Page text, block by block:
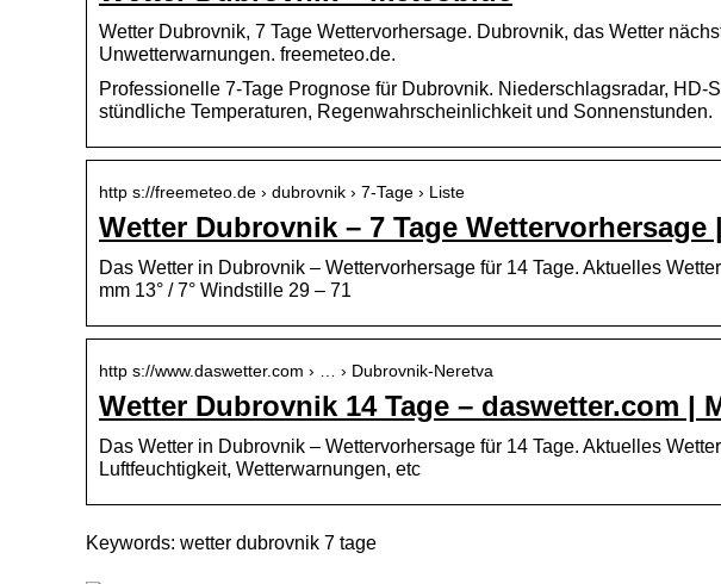
Wetter Dubrovnik, 7 Tage Wettervorhersage. Dubrovnik, das Wetter
Unwetterwarnungen. freemeteo.de.
Professionelle 7-Tage Prognose für Dubrovnik. Niederschlagsradar,
stündliche Temperaturen, Regenwahrscheinlichkeit und Sonnenstunden.
http s://freemeteo.de › dubrovnik › 7-Tage › Liste
Wetter Dubrovnik – 7 Tage Wettervorhersage
Das Wetter in Dubrovnik – Wettervorhersage für 14 Tage. Aktuelles
mm 13° / 7° Windstille 29 – 71
http s://www.daswetter.com › … › Dubrovnik-Neretva
Wetter Dubrovnik 14 Tage – daswetter.com |
Das Wetter in Dubrovnik – Wettervorhersage für 14 Tage. Aktuelles
Luftfeuchtigkeit, Wetterwarnungen, etc
Keywords: wetter dubrovnik 7 tage